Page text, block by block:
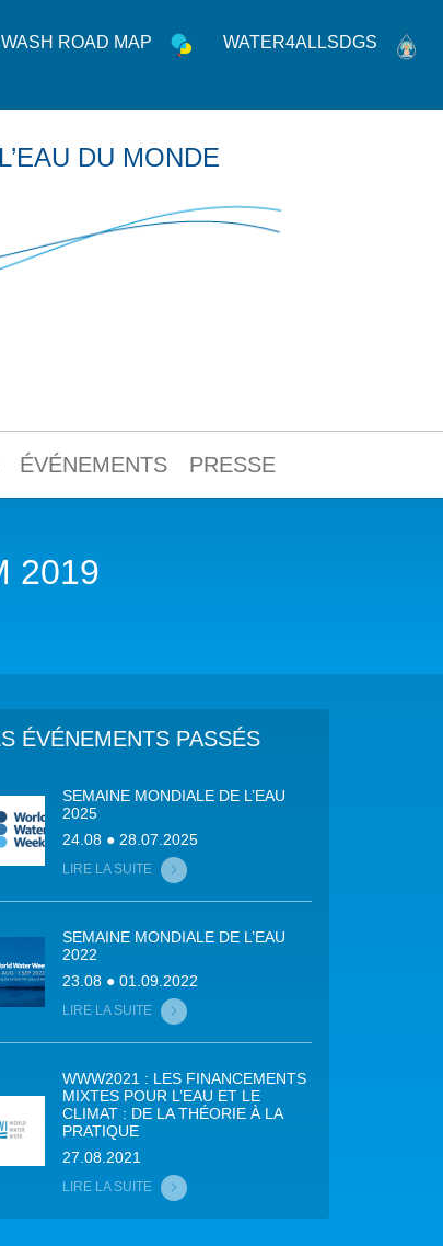
ROAD MAP WATER4ALLSDGS
DU MONDE
ÉVÉNEMENTS
FORUM URBAIN MONDIAL – LE CAIRE 2024
FORUM MONDIAL DE L’EAU – BALI 2024
TOUS LES ÉVÉNEMENTS
PRESSE
2019
ÉVÉNEMENTS PASSÉS
SEMAINE MONDIALE DE L’EAU
2025
24.08 ● 28.07.2025
LIRE LA SUITE
SEMAINE MONDIALE DE L’EAU
2022
23.08 ● 01.09.2022
LIRE LA SUITE
WWW2021 : LES FINANCEMENTS
MIXTES POUR L’EAU ET LE
CLIMAT : DE LA THÉORIE À LA
PRATIQUE
27.08.2021
LIRE LA SUITE